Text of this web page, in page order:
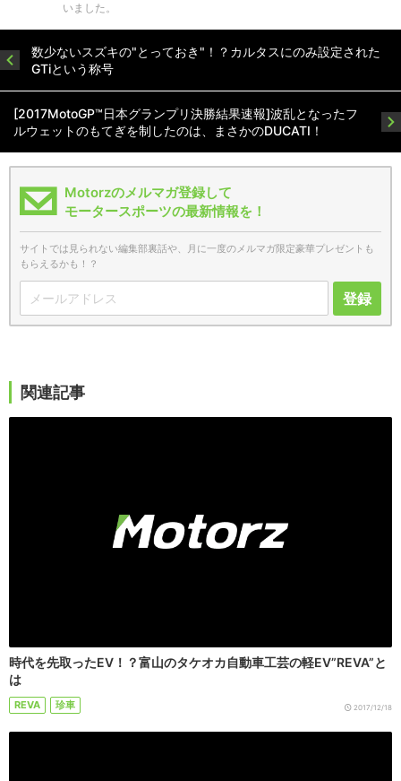
いました。
数少ないスズキの"とっておき"！？カルタスにのみ設定された
GTiという称号
[2017MotoGP™日本グランプリ決勝結果速報]波乱となったフ
ルウェットのもてぎを制したのは、まさかのDUCATI！
Motorzのメルマガ登録して
モータースポーツの最新情報を！
サイトでは見られない編集部裏話や、月に一度のメルマガ限定豪華プレゼントも
もらえるかも！？
登録
関連記事
時代を先取ったEV！？富山のタケオカ自動車工芸の軽EV”REVA”と
は
REVA 珍車 2017/12/18